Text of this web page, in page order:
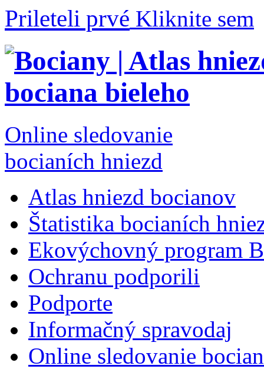
Prileteli prvé Kliknite sem
Online sledovanie
bocianích hniezd
Atlas hniezd bocianov
Štatistika bocianích
Ekovýchovný program
Ochranu podporili
Podporte
Informačný spravodaj
Online sledovanie